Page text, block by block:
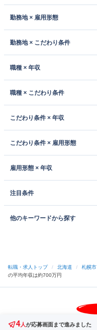
勤務地 × 雇用形態
勤務地 × こだわり条件
職種 × 年収
職種 × こだわり条件
こだわり条件 × 年収
こだわり条件 × 雇用形態
雇用形態 × 年収
注目条件
他のキーワードから探す
4人が応募画面まで進みました
転職・求人トップ / 北海道 / 札幌市
の平均年収は約700万円